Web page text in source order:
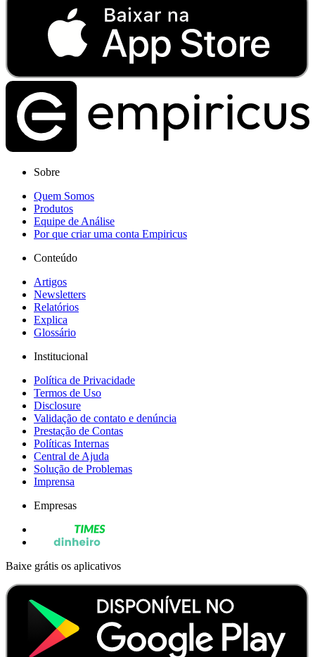
Sobre
Quem Somos
Produtos
Equipe de Análise
Por que criar uma conta Empiricus
Conteúdo
Artigos
Newsletters
Relatórios
Explica
Glossário
Institucional
Política de Privacidade
Termos de Uso
Disclosure
Validação de contato e denúncia
Prestação de Contas
Políticas Internas
Central de Ajuda
Solução de Problemas
Imprensa
Empresas
Baixe grátis os aplicativos